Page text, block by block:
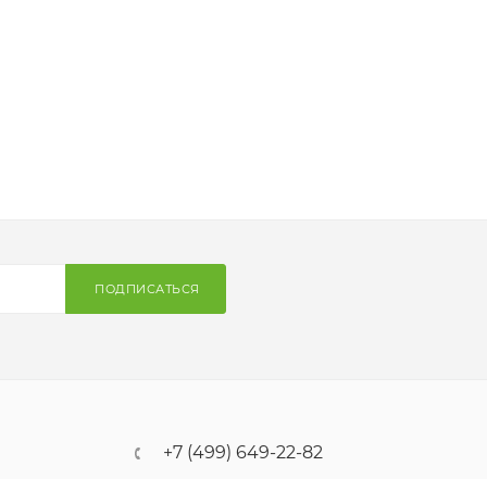
ПОДПИСАТЬСЯ
+7 (499) 649-22-82